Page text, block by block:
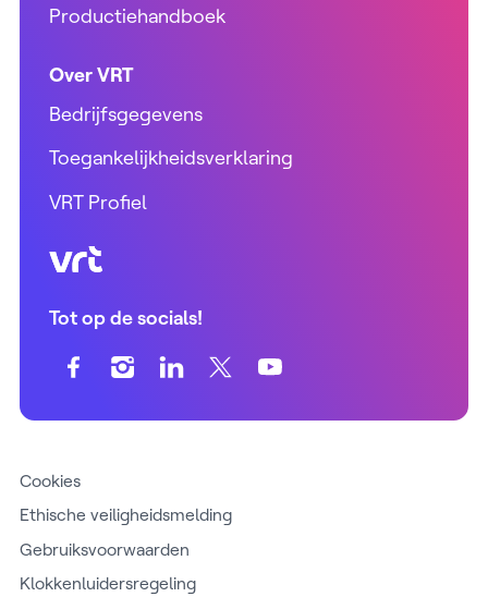
Productiehandboek
Over VRT
Bedrijfsgegevens
Toegankelijkheidsverklaring
VRT Profiel
VRT (home)
Tot op de socials!
Cookies
Ethische veiligheidsmelding
Gebruiksvoorwaarden
Klokkenluidersregeling